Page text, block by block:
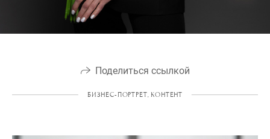
Поделиться ссылкой
БИЗНЕС-ПОРТРЕТ, КОНТЕНТ